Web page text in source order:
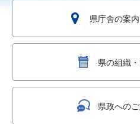
県庁舎の案
県の組織
県政への